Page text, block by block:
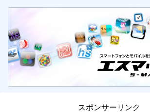
スポンサーリンク